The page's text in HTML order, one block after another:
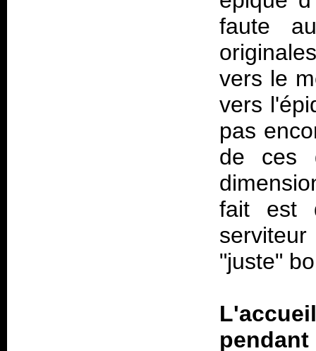
faute
vers le
vers
pas
de ces
fait est
serviteur
"juste"